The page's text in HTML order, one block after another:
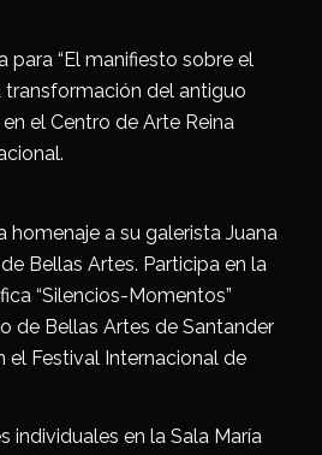
para “El manifiesto sobre el
transformación del antiguo
el Centro de Arte Reina
homenaje a su galerista Juana
Bellas Artes. Participa en la
“Silencios-Momentos”
de Bellas Artes de Santander
el Festival Internacional de
individuales en la Sala María